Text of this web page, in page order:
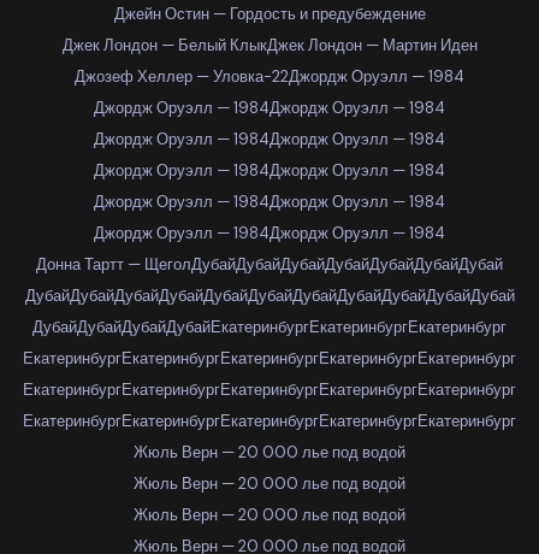
Джейн Остин — Гордость и предубеждение
Джек Лондон — Белый КлыкДжек Лондон — Мартин Иден
Джозеф Хеллер — Уловка-22Джордж Оруэлл — 1984
Джордж Оруэлл — 1984Джордж Оруэлл — 1984
Джордж Оруэлл — 1984Джордж Оруэлл — 1984
Джордж Оруэлл — 1984Джордж Оруэлл — 1984
Джордж Оруэлл — 1984Джордж Оруэлл — 1984
Джордж Оруэлл — 1984Джордж Оруэлл — 1984
Донна Тартт — ЩеголДубайДубайДубайДубайДубайДубайДубай
ДубайДубайДубайДубайДубайДубайДубайДубайДубайДубайДубай
ДубайДубайДубайДубайЕкатеринбургЕкатеринбургЕкатеринбург
ЕкатеринбургЕкатеринбургЕкатеринбургЕкатеринбургЕкатеринбург
ЕкатеринбургЕкатеринбургЕкатеринбургЕкатеринбургЕкатеринбург
ЕкатеринбургЕкатеринбургЕкатеринбургЕкатеринбургЕкатеринбург
Жюль Верн — 20 000 лье под водой
Жюль Верн — 20 000 лье под водой
Жюль Верн — 20 000 лье под водой
Жюль Верн — 20 000 лье под водой